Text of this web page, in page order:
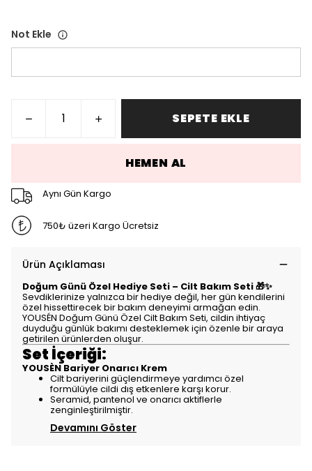
Not Ekle
SEPETE EKLE
HEMEN AL
Aynı Gün Kargo
750₺ üzeri Kargo Ücretsiz
Ürün Açıklaması
Doğum Günü Özel Hediye Seti – Cilt Bakım Seti 🎁✨
Sevdiklerinize yalnızca bir hediye değil, her gün kendilerini
özel hissettirecek bir bakım deneyimi armağan edin.
YOUSÉN Doğum Günü Özel Cilt Bakım Seti, cildin ihtiyaç
duyduğu günlük bakımı desteklemek için özenle bir araya
getirilen ürünlerden oluşur.
Set İçeriği:
YOUSÈN Bariyer Onarıcı Krem
Cilt bariyerini güçlendirmeye yardımcı özel
formülüyle cildi dış etkenlere karşı korur.
Seramid, pantenol ve onarıcı aktiflerle
zenginleştirilmiştir.
Devamını Göster